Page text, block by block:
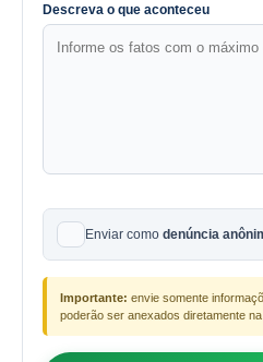
Descreva o que aconteceu
Enviar como denúncia
Importante: envie somente
poderão ser anexados diretamente